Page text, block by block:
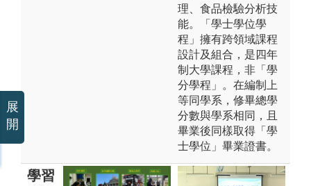
理、食品檢驗分析技
能。「學士學位學
程」擁有跨領域課程
設計及組合，是四年
制大學課程，非「學
分學程」。在編制上
等同學系，修畢總學
分數與學系相同，且
畢業後同樣取得「學
士學位」畢業證書。
學習
展
開